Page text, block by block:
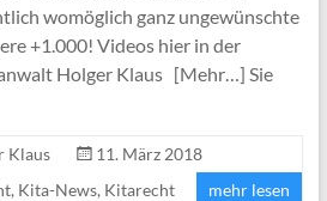
womöglich ganz ungewünschte
+1.000! Videos hier in der
Holger Klaus [Mehr…] Sie
Klaus
11. März 2018
, Kita-News, Kitarecht mehr lesen